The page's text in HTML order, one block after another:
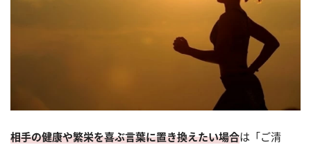
相手の健康や繁栄を喜ぶ言葉に置き換えたい場合は「ご清